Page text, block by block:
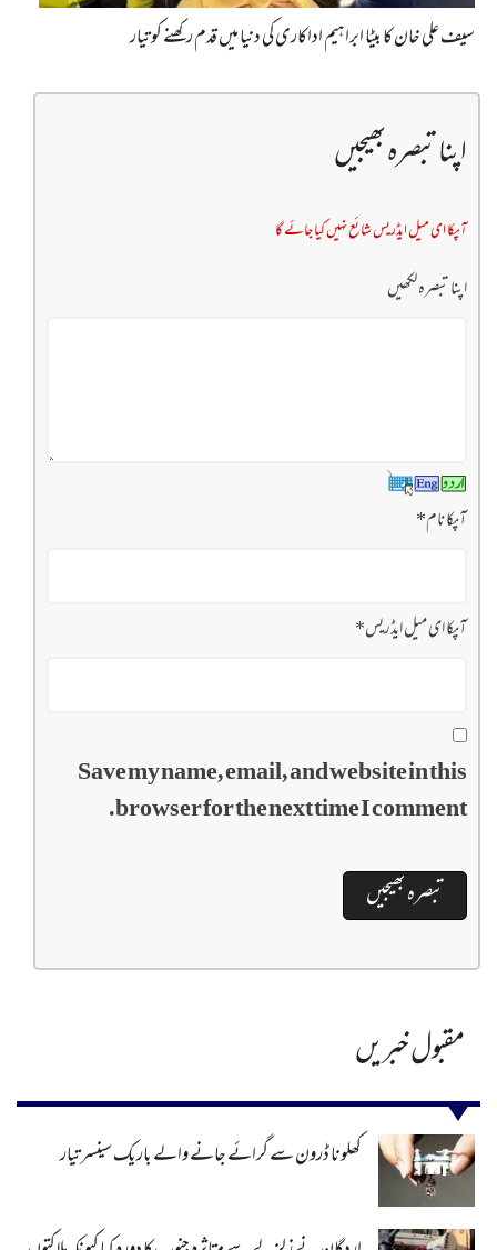
سیف علی خان کا بیٹا ابراہیم اداکاری کی دنیا میں قدم رکھنے کو تیار
اپنا تبصرہ بھیجیں
آپکا ای میل ایڈریس شائع نہیں کیا جائے گا
اپنا تبصرہ لکھیں
آپکا نام*
آپکا ای میل ایڈریس*
Save my name, email, and website in this
browser for the next time I comment.
مقبول خبریں
کھلونا ڈرون سے گرائے جانے والے باریک سینسر تیار